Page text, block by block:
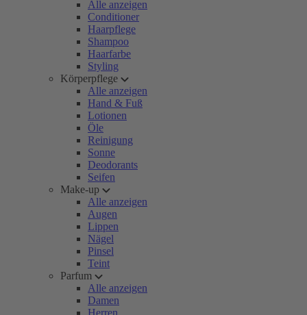
Alle anzeigen
Conditioner
Haarpflege
Shampoo
Haarfarbe
Styling
Körperpflege
Alle anzeigen
Hand & Fuß
Lotionen
Öle
Reinigung
Sonne
Deodorants
Seifen
Make-up
Alle anzeigen
Augen
Lippen
Nägel
Pinsel
Teint
Parfum
Alle anzeigen
Damen
Herren